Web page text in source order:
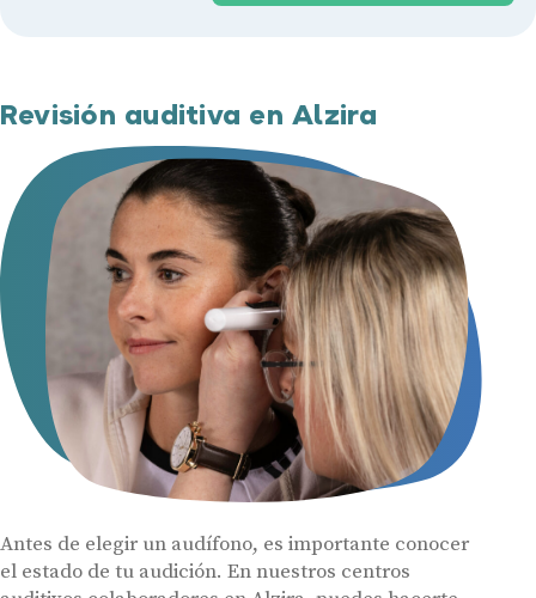
Revisión auditiva en Alzira
Antes de elegir un audífono, es importante conocer
el estado de tu audición. En nuestros centros